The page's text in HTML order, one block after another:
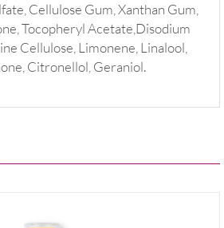
Cellulose Gum, Xanthan Gum,
Tocopheryl Acetate,Disodium
Cellulose, Limonene, Linalool,
Citronellol, Geraniol.